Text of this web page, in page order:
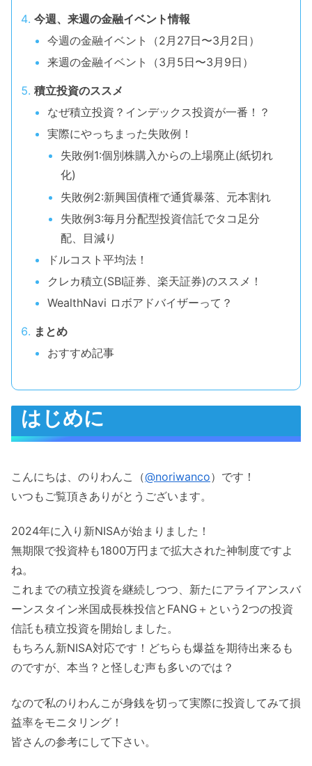
今週、来週の金融イベント情報
今週の金融イベント（2月27日〜3月2日）
来週の金融イベント（3月5日〜3月9日）
積立投資のススメ
なぜ積立投資？インデックス投資が一番！？
実際にやっちまった失敗例！
失敗例1:個別株購入からの上場廃止(紙切れ
化)
失敗例2:新興国債権で通貨暴落、元本割れ
失敗例3:毎月分配型投資信託でタコ足分
配、目減り
ドルコスト平均法！
クレカ積立(SBI証券、楽天証券)のススメ！
WealthNavi ロボアドバイザーって？
まとめ
おすすめ記事
はじめに
こんにちは、のりわんこ（@noriwanco）です！
いつもご覧頂きありがとうございます。
2024年に入り新NISAが始まりました！
無期限で投資枠も1800万円まで拡大された神制度ですよ
ね。
これまでの積立投資を継続しつつ、新たにアライアンスバ
ーンスタイン米国成長株投信とFANG＋という2つの投資
信託も積立投資を開始しました。
もちろん新NISA対応です！どちらも爆益を期待出来るも
のですが、本当？と怪しむ声も多いのでは？
なので私のりわんこが身銭を切って実際に投資してみて損
益率をモニタリング！
皆さんの参考にして下さい。